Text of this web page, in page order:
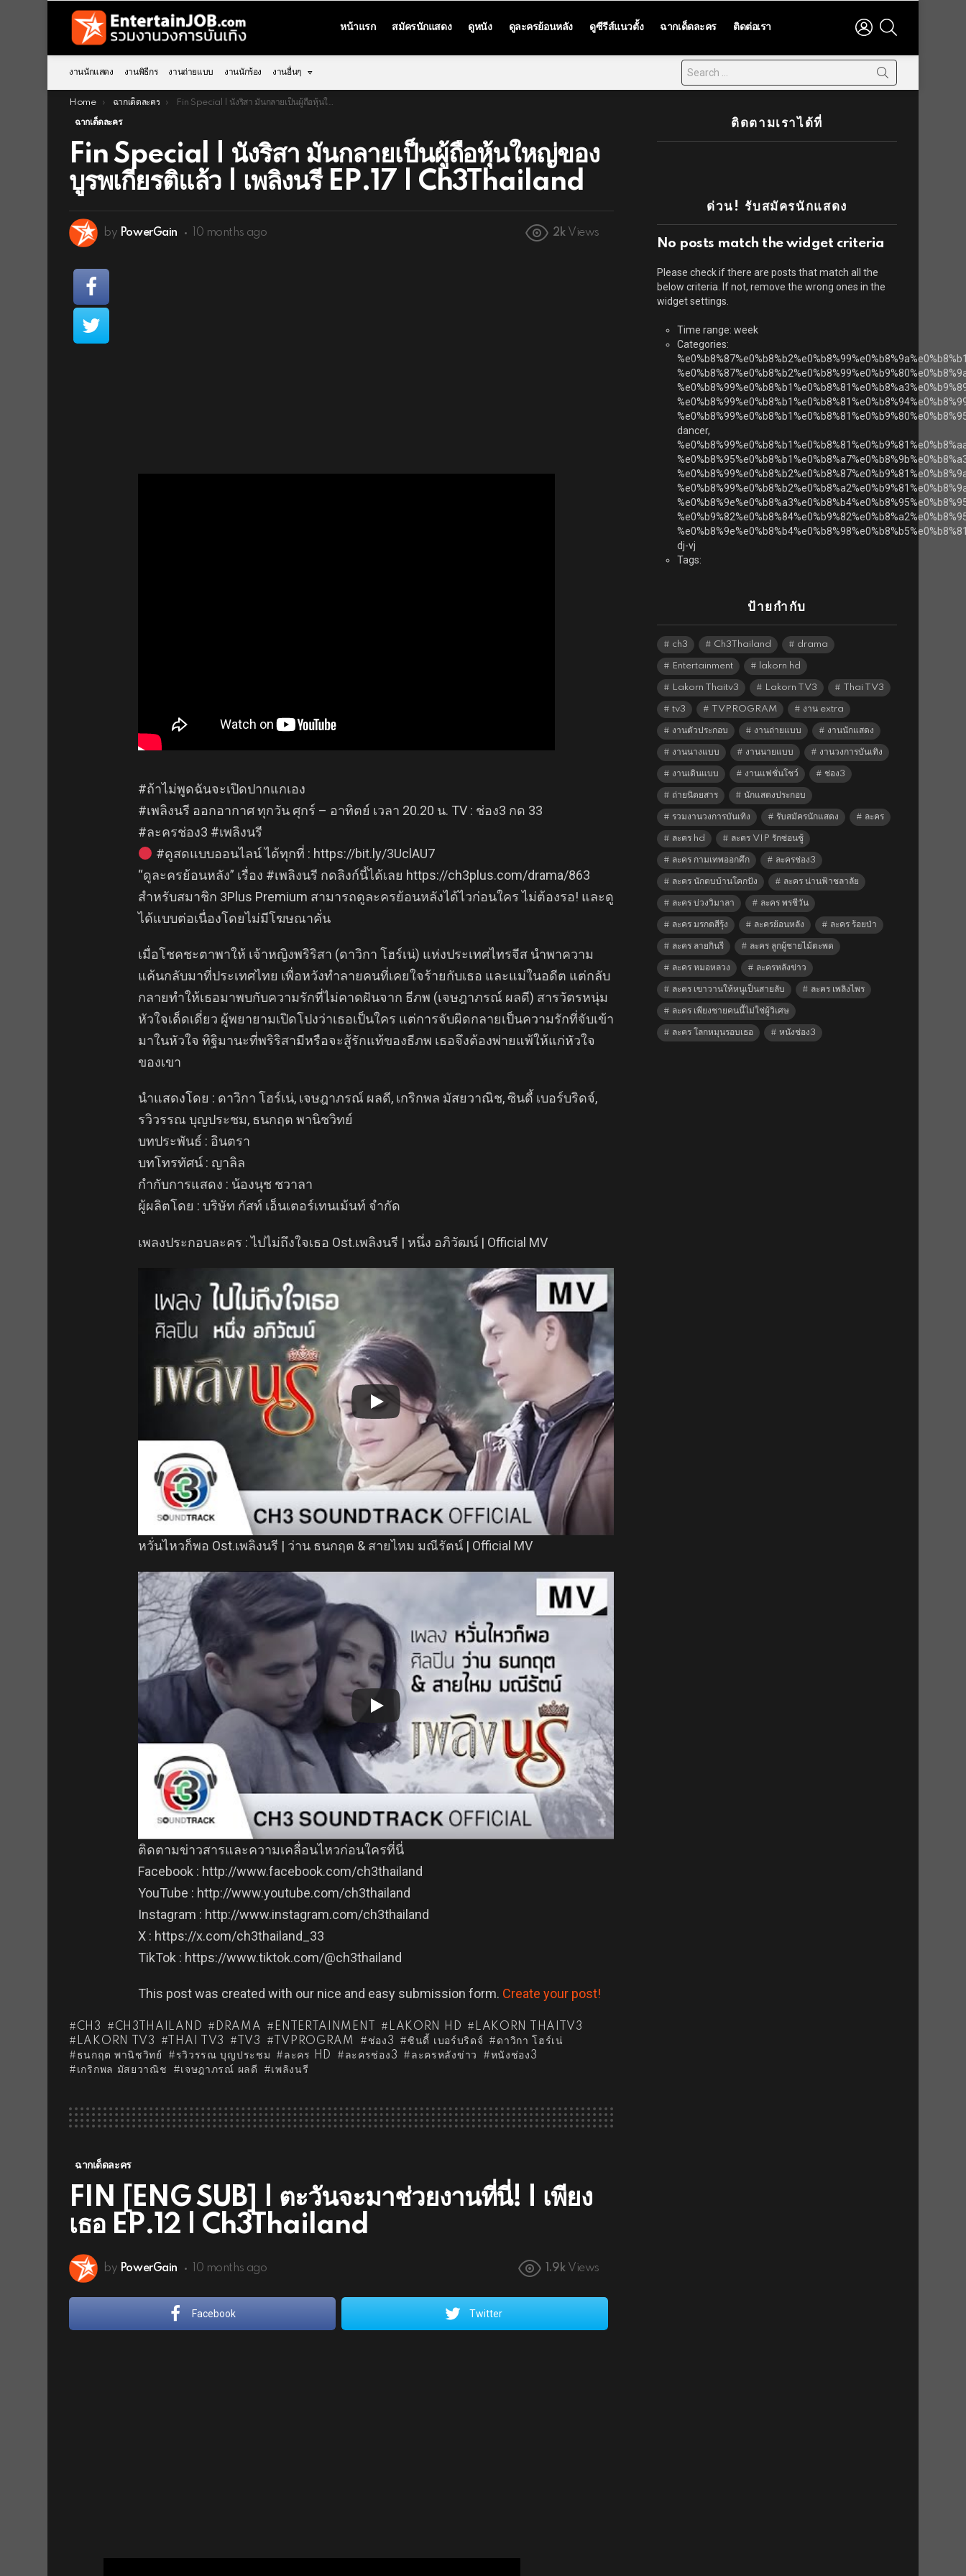
หน้าแรก สมัครนักแสดง ดูหนัง ดูละครย้อนหลัง ดูซีรีส์แนวตั้ง ฉากเด็ดละคร ติดต่อเรา
LOGIN
งานนักแสดง งานพิธีกร งานถ่ายแบบ งานนักร้อง งานอื่นๆ
You are here:
Home ฉากเด็ดละคร Fin Special | นังริสา มันกลายเป็นผู้ถือหุ้นใหญ่ของบูรพเกียรติแล้ว | เพลิงนรี EP.17 | Ch3Thailand
ฉากเด็ดละคร
Fin Special | นังริสา มันกลายเป็นผู้ถือหุ้นใหญ่ของ
บูรพเกียรติแล้ว | เพลิงนรี EP.17 | Ch3Thailand
by PowerGain 10 months ago 2k Views
#ถ้าไม่พูดฉันจะเปิดปากแกเอง
#เพลิงนรี ออกอากาศ ทุกวัน ศุกร์ – อาทิตย์ เวลา 20.20 น. TV : ช่อง3 กด 33
#ละครช่อง3 #เพลิงนรี
#ดูสดแบบออนไลน์ ได้ทุกที่ : https://bit.ly/3UclAU7
“ดูละครย้อนหลัง” เรื่อง #เพลิงนรี กดลิงก์นี้ได้เลย https://ch3plus.com/drama/863
สำหรับสมาชิก 3Plus Premium สามารถดูละครย้อนหลังได้ไวก่อนใคร ไม่ต้องรอ! และดู
ได้แบบต่อเนื่องโดยไม่มีโฆษณาคั่น
เมื่อโชคชะตาพาให้ เจ้าหญิงพริริสา (ดาวิกา โฮร์เน่) แห่งประเทศไทรจีส นำพาความ
แค้นกลับมาที่ประเทศไทย เพื่อหวังทำลายคนที่เคยใจร้ายกับเธอ และแม่ในอดีต แต่กลับ
กลายทำให้เธอมาพบกับความรักที่ไม่คาดฝันจาก ธีภพ (เจษฎาภรณ์ ผลดี) สารวัตรหนุ่ม
หัวใจเด็ดเดี่ยว ผู้พยายามเปิดโปงว่าเธอเป็นใคร แต่การจับผิดกลายเป็นความรักที่จับเข้า
มาในหัวใจ ทิฐิมานะที่พริริสามีหรือจะสู้รักแท้ของธีภพ เธอจึงต้องพ่ายแพ้ให้แก่หัวใจ
ของเขา
นำแสดงโดย : ดาวิกา โฮร์เน่, เจษฎาภรณ์ ผลดี, เกริกพล มัสยวาณิช, ซินดี้ เบอร์บริดจ์,
รวิวรรณ บุญประชม, ธนกฤต พานิชวิทย์
บทประพันธ์ : อินตรา
บทโทรทัศน์ : ญาลิล
กำกับการแสดง : น้องนุช ชวาลา
ผู้ผลิตโดย : บริษัท กัสท์ เอ็นเตอร์เทนเม้นท์ จำกัด
เพลงประกอบละคร : ไปไม่ถึงใจเธอ Ost.เพลิงนรี | หนึ่ง อภิวัฒน์ | Official MV
หวั่นไหวก็พอ Ost.เพลิงนรี | ว่าน ธนกฤต & สายไหม มณีรัตน์ | Official MV
ติดตามข่าวสารและความเคลื่อนไหวก่อนใครที่นี่
Facebook : http://www.facebook.com/ch3thailand
YouTube : http://www.youtube.com/ch3thailand
Instagram : http://www.instagram.com/ch3thailand
X : https://x.com/ch3thailand_33
TikTok : https://www.tiktok.com/@ch3thailand
This post was created with our nice and easy submission form. Create your post!
CH3 CH3THAILAND DRAMA ENTERTAINMENT LAKORN HD
LAKORN THAITV3
LAKORN TV3
THAI TV3 TV3 TVPROGRAM ช่อง3 ซินดี้ เบอร์บริดจ์
ดาวิกา โฮร์เน่
ธนกฤต พานิชวิทย์
รวิวรรณ บุญประชม ละคร HD ละครช่อง3 ละครหลังข่าว
หนังช่อง3
เกริกพล มัสยวาณิช
เจษฎาภรณ์ ผลดี เพลิงนรี
ฉากเด็ดละคร
FIN [ENG SUB] | ตะวันจะมาช่วยงานที่นี่! | เพียง
เธอ EP.12 | Ch3Thailand
by PowerGain 10 months ago 1.9k Views
Facebook Twitter
ติดตามเราได้ที่
ด่วน! รับสมัครนักแสดง
No posts match the widget criteria
Please check if there are posts that match all the
below criteria. If not, remove the wrong ones in the
widget settings.
Time range: week
Categories:
dancer,
dj-vj
Tags:
ป้ายกำกับ
ch3 Ch3Thailand drama
Entertainment lakorn hd
Lakorn Thaitv3 Lakorn TV3 Thai TV3
tv3 TVPROGRAM งาน extra
งานตัวประกอบ งานถ่ายแบบ งานนักแสดง
งานนางแบบ งานนายแบบ งานวงการบันเทิง
งานเดินแบบ งานแฟชั่นโชว์ ช่อง3
ถ่ายนิตยสาร นักแสดงประกอบ
รวมงานวงการบันเทิง รับสมัครนักแสดง ละคร
ละคร hd ละคร VIP รักซ่อนชู้
ละคร กามเทพออกศึก ละครช่อง3
ละคร นักตบบ้านโคกปัง ละคร น่านฟ้าชลาลัย
ละคร บ่วงวิมาลา ละคร พรชีวัน
ละคร มรกตสีรุ้ง ละครย้อนหลัง ละคร ร้อยป่า
ละคร ลายกินรี ละคร ลูกผู้ชายไม้ตะพด
ละคร หมอหลวง ละครหลังข่าว
ละคร เขาวานให้หนูเป็นสายลับ ละคร เพลิงไพร
ละคร เพียงชายคนนี้ไม่ใช่ผู้วิเศษ
ละคร โลกหมุนรอบเธอ หนังช่อง3